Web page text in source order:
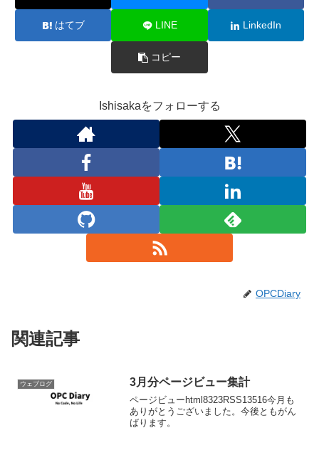
はてブ LINE LinkedIn
コピー
Ishisakaをフォローする
OPCDiary
関連記事
ウェブログ 3月分ページビュー集計
ページビューhtml8323RSS13516今月も
ありがとうございました。今後ともがん
ばります。